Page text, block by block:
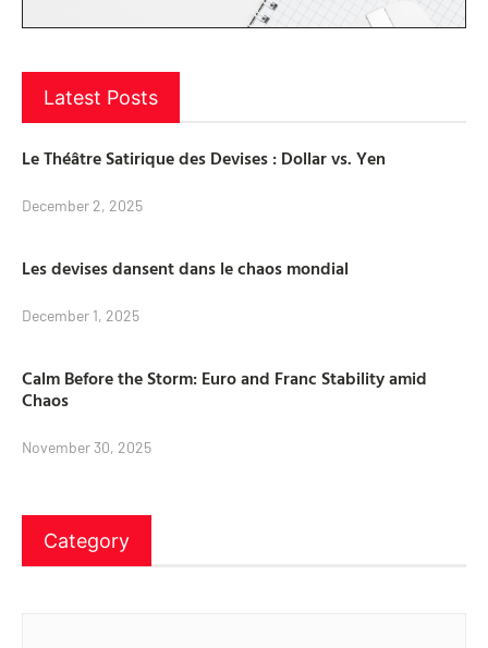
Latest Posts
Le Théâtre Satirique des Devises : Dollar vs. Yen
December 2, 2025
Les devises dansent dans le chaos mondial
December 1, 2025
Calm Before the Storm: Euro and Franc Stability amid
Chaos
November 30, 2025
Category